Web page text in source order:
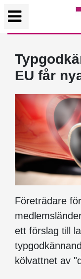
EU får
Företrädare
ett förslag till
kölvattnet av